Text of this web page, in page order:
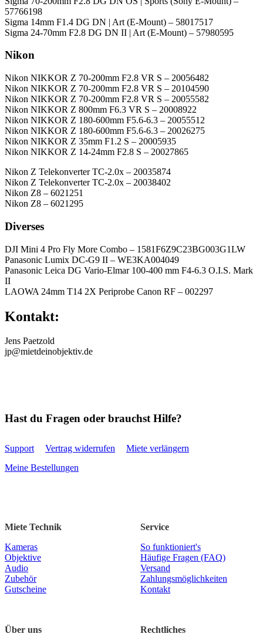
57766198
Sigma 14mm F1.4 DG DN | Art (E-Mount) – 58017517
Sigma 24-70mm F2.8 DG DN II | Art (E-Mount) – 57980595
Nikon
Nikon NIKKOR Z 70-200mm F2.8 VR S – 20056482
Nikon NIKKOR Z 70-200mm F2.8 VR S – 20104590
Nikon NIKKOR Z 70-200mm F2.8 VR S – 20055582
Nikon NIKKOR Z 800mm F6.3 VR S – 20008922
Nikon NIKKOR Z 180-600mm F5.6-6.3 – 20055512
Nikon NIKKOR Z 180-600mm F5.6-6.3 – 20026275
Nikon NIKKOR Z 35mm F1.2 S – 20005935
Nikon NIKKOR Z 14-24mm F2.8 S – 20027865
Nikon Z Telekonverter TC-2.0x – 20035874
Nikon Z Telekonverter TC-2.0x – 20038402
Nikon Z8 – 6021251
Nikon Z8 – 6021295
Diverses
DJI Mini 4 Pro Fly More Combo – 1581F6Z9C23BG003G1LW
Panasonic Lumix DC-G9 II – WE3KA004049
Panasonic Leica DG Vario-Elmar 100-400 mm F4-6.3 O.I.S. Mark
II
LAOWA 24mm T14 2X Periprobe Canon RF – 002297
Kontakt:
Jens Paetzold
jp@mietdeinobjektiv.de
Hast du Fragen oder brauchst Hilfe?
Support Vertrag widerrufen
Miete verlängern
Meine Bestellungen
Miete Technik
Kameras
Objektive
Audio
Zubehör
Gutscheine
Service
So funktioniert's
Häufige Fragen (FAQ)
Versand
Zahlungsmöglichkeiten
Kontakt
Über uns
Rechtliches